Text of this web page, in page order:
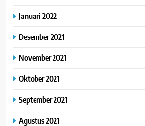
Januari 2022
Desember 2021
November 2021
Oktober 2021
September 2021
Agustus 2021